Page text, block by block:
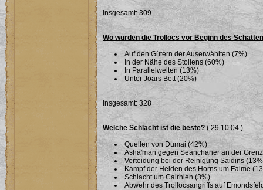
Insgesamt: 309
Wo wurden die Trollocs vor Beginn des
Auf den Gütern der Auserwählten (7%)
In der Nähe des Stollens (60%)
In Parallelwelten (13%)
Unter Joars Bett (20%)
Insgesamt: 328
Welche Schlacht ist die beste? ( 29.10.04 )
Quellen von Dumai (42%)
Asha'man gegen Seanchaner an der
Verteidung bei der Reinigung Saidins
Kampf der Helden des Horns um Falme
Schlacht um Cairhien (3%)
Abwehr des Trollocsangriffs auf